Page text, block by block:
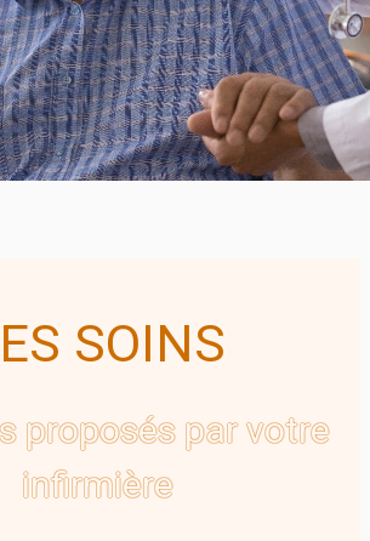
SOINS
proposés par votre
infirmière